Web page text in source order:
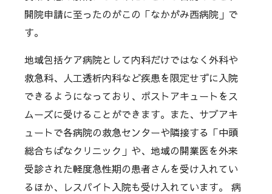
開院申請に至ったのがこの「なかがみ西病院」で
す。
地域包括ケア病院として内科だけではなく外科や
救急科、人工透析内科など疾患を限定せずに入院
できるようになっており、ポストアキュートをス
ムーズに受けることができます。また、サブアキ
ュートで各病院の救急センターや隣接する「中頭
総合ちばなクリニック」や、地域の開業医を外来
受診された軽度急性期の患者さんを受け入れてい
るほか、レスパイト入院も受け入れています。 病